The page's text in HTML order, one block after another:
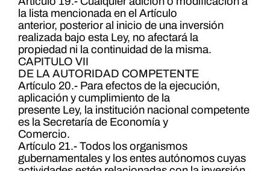
la lista mencionada en el Artículo
anterior, posterior al inicio de una inversión
realizada bajo esta Ley, no afectará la
propiedad ni la continuidad de la misma.
CAPITULO VII
DE LA AUTORIDAD COMPETENTE
Artículo 20.- Para efectos de la ejecución,
aplicación y cumplimiento de la
presente Ley, la institución nacional competente
es la Secretaría de Economía y
Comercio.
Artículo 21.- Todos los organismos
gubernamentales y los entes autónomos cuyas